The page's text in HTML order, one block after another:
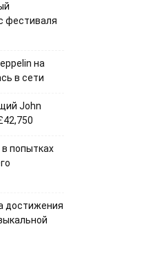
фестиваля
на
в сети
John
в попытках
достижения